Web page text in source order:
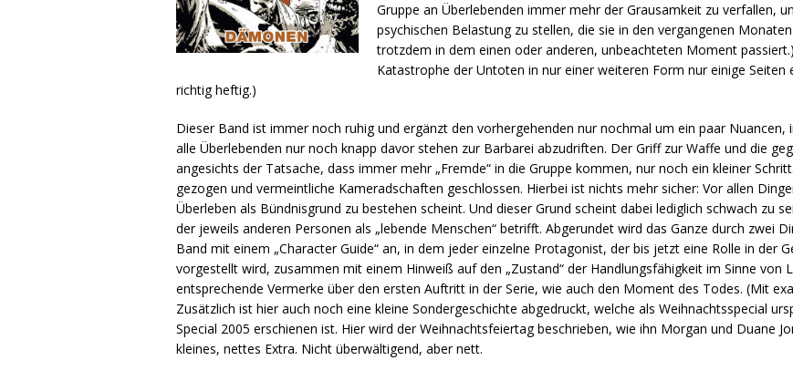
Gruppe an Überlebenden immer mehr der Grausamkeit zu verfallen,
psychischen Belastung zu stellen, die sie in den vergangenen
trotzdem in dem einen oder anderen, unbeachteten Moment
Katastrophe der Untoten in nur einer weiteren Form nur einige Seiten
richtig heftig.)
Dieser Band ist immer noch ruhig und ergänzt den vorhergehenden nur nochmal um ein paar Nuancen,
alle Überlebenden nur noch knapp davor stehen zur Barbarei abzudriften. Der Griff zur Waffe und die
angesichts der Tatsache, dass immer mehr „Fremde“ in die Gruppe kommen, nur noch ein kleiner
gezogen und vermeintliche Kameradschaften geschlossen. Hierbei ist nichts mehr sicher: Vor allen
Überleben als Bündnisgrund zu bestehen scheint. Und dieser Grund scheint dabei lediglich schwach zu
der jeweils anderen Personen als „lebende Menschen“ betrifft. Abgerundet wird das Ganze durch zwei
Band mit einem „Character Guide“ an, in dem jeder einzelne Protagonist, der bis jetzt eine Rolle in der
vorgestellt wird, zusammen mit einem Hinweiß auf den „Zustand“ der Handlungsfähigkeit im Sinne von
entsprechende Vermerke über den ersten Auftritt in der Serie, wie auch den Moment des Todes. (Mit
Zusätzlich ist hier auch noch eine kleine Sondergeschichte abgedruckt, welche als Weihnachtsspecial
Special 2005 erschienen ist. Hier wird der Weihnachtsfeiertag beschrieben, wie ihn Morgan und Duane
kleines, nettes Extra. Nicht überwältigend, aber nett.